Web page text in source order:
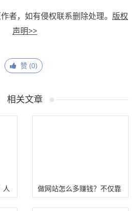
者，如有侵权联系删除处理。 版权
声明>>
赞 (0)
相关文章
人
做网站怎么多赚钱？不仅靠
卖站还得流量变现